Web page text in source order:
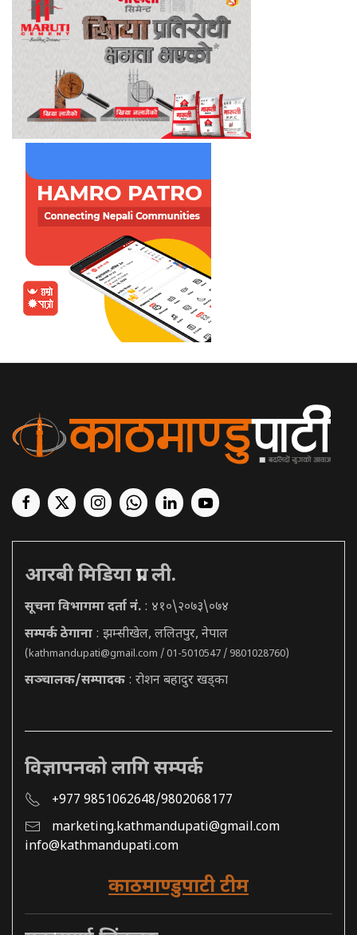
आरबी मिडिया प्रा. ली.
सूचना विभागमा दर्ता नं. : ४१०\२०७३\०७४
सम्पर्क ठेगाना : झम्सीखेल, ललितपुर, नेपाल
(kathmandupati@gmail.com / 01-5010547 / 9801028760)
सञ्चालक/सम्पादक : रोशन बहादुर खड्का
विज्ञापनको लागि सम्पर्क
+977 9851062648/9802068177
marketing.kathmandupati@gmail.com
info@kathmandupati.com
काठमाण्डुपाटी टीम